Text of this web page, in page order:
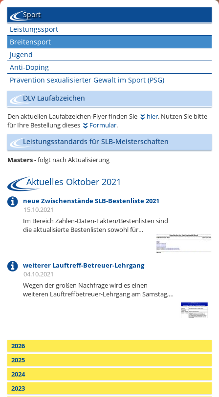
Sport
Leistungssport
Breitensport
Jugend
Anti-Doping
Prävention sexualisierter Gewalt im Sport (PSG)
DLV Laufabzeichen
Den aktuellen Laufabzeichen-Flyer finden Sie hier. Nutzen Sie bitte
für Ihre Bestellung dieses
Formular.
Leistungsstandards für SLB-Meisterschaften
Masters -folgt nach Aktualisierung
Aktuelles Oktober 2021
neue Zwischenstände SLB-Bestenliste 2021
15.10.2021
Im Bereich Zahlen-Daten-Fakten/Bestenlisten sind
die aktualisierte Bestenlisten sowohl für…
weiterer Lauftreff-Betreuer-Lehrgang
04.10.2021
Wegen der großen Nachfrage wird es einen
weiteren Lauftreffbetreuer-Lehrgang am Samstag,…
2026
2025
2024
2023